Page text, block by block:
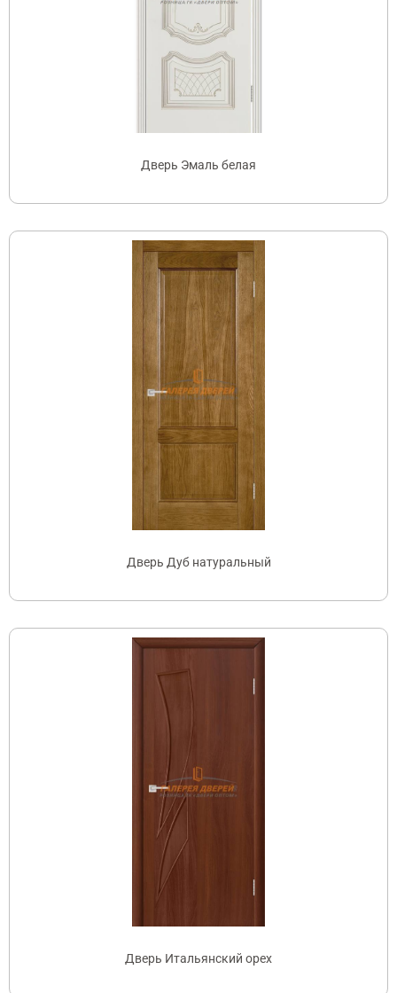
Дверь Эмаль белая
Дверь Дуб натуральный
Дверь Итальянский орех